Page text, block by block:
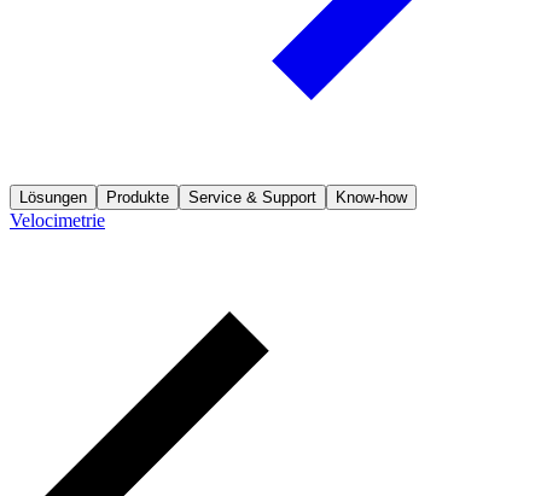
Lösungen Produkte Service & Support Know-how
Velocimetrie